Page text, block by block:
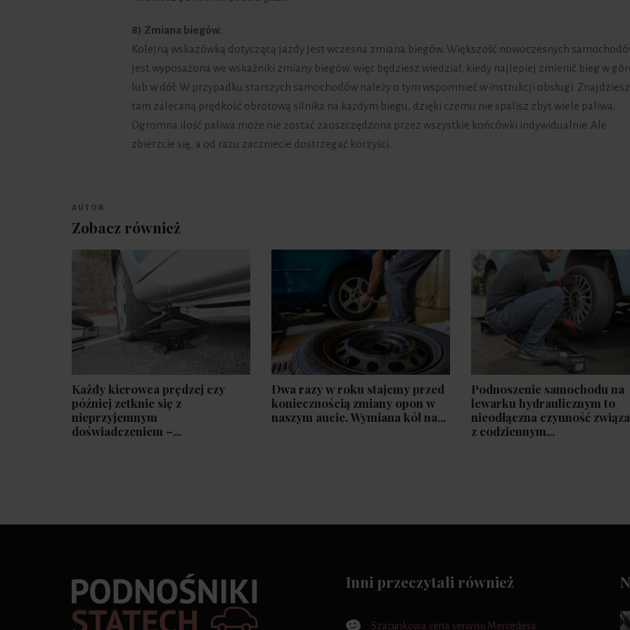
8) Zmiana biegów.
Kolejną wskazówką dotyczącą jazdy jest wczesna zmiana biegów. Większość nowoczesnych
jest wyposażona we wskaźniki zmiany biegów, więc będziesz wiedział, kiedy najlepiej zmienić bieg w
lub w dół. W przypadku starszych samochodów należy o tym wspomnieć w instrukcji obsługi. Znajdziesz
tam zalecaną prędkość obrotową silnika na każdym biegu, dzięki czemu nie spalisz zbyt wiele paliwa.
Ogromna ilość paliwa może nie zostać zaoszczędzona przez wszystkie końcówki indywidualnie. Ale
zbierzcie się, a od razu zaczniecie dostrzegać korzyści.
AUTOR
Zobacz również
Każdy kierowca prędzej czy
później zetknie się z
nieprzyjemnym
doświadczeniem –...
Dwa razy w roku stajemy przed
koniecznością zmiany opon w
naszym aucie. Wymiana kół na...
Podnoszenie samochodu na
lewarku hydraulicznym to
nieodłączna czynność
z codziennym...
Inni przeczytali również
Szacunkowa cena serwisu Mercedesa